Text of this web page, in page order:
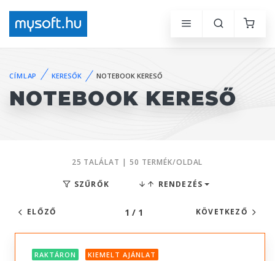
CÍMLAP KERESŐK NOTEBOOK KERESŐ
NOTEBOOK KERESŐ
25 TALÁLAT | 50 TERMÉK/OLDAL
SZŰRŐK RENDEZÉS
ELŐZŐ 1 / 1 KÖVETKEZŐ
RAKTÁRON KIEMELT AJÁNLAT